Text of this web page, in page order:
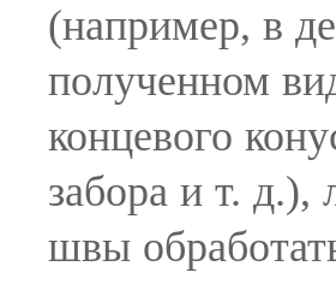
(например, в
полученном
концевого
забора и т. д.),
швы